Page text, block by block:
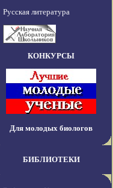
Русская литература
КОНКУРСЫ
Для молодых биологов
БИБЛИОТЕКИ